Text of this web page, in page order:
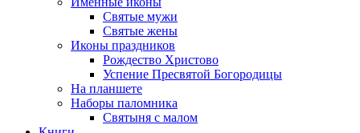
Святые мужи
Святые жены
Иконы праздников
Рождество Христово
Успение Пресвятой Богородицы
На планшете
Наборы паломника
Святыня с малом